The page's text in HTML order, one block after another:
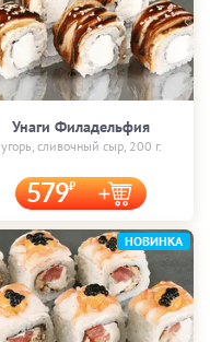
Унаги Филадельфия
угорь, сливочный сыр, 200 г.
579
НОВИНКА